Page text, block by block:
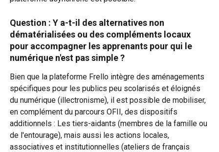
Question : Y a-t-il des alternatives non
dématérialisées ou des compléments locaux
pour accompagner les apprenants pour qui le
numérique n'est pas simple ?
Bien que la plateforme Frello intègre des aménagements
spécifiques pour les publics peu scolarisés et éloignés
du numérique (illectronisme), il est possible de mobiliser,
en complément du parcours OFII, des dispositifs
additionnels : Les tiers-aidants (membres de la famille ou
de l'entourage), mais aussi les actions locales,
associatives et institutionnelles (ateliers de français